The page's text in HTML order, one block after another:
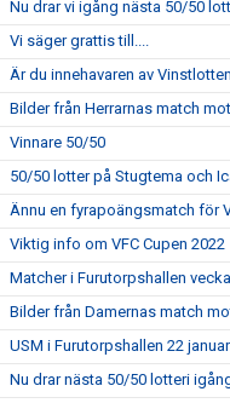
Nu drar vi igång nästa 50/50
Vi säger grattis till....
Är du innehavaren av
Bilder från Herrarnas match
Vinnare 50/50
50/50 lotter på Stugtema och
Ännu en fyrapoängsmatch för
Viktig info om VFC Cupen 2022
Matcher i Furutorpshallen
Bilder från Damernas match
USM i Furutorpshallen 22
Nu drar nästa 50/50 lotteri